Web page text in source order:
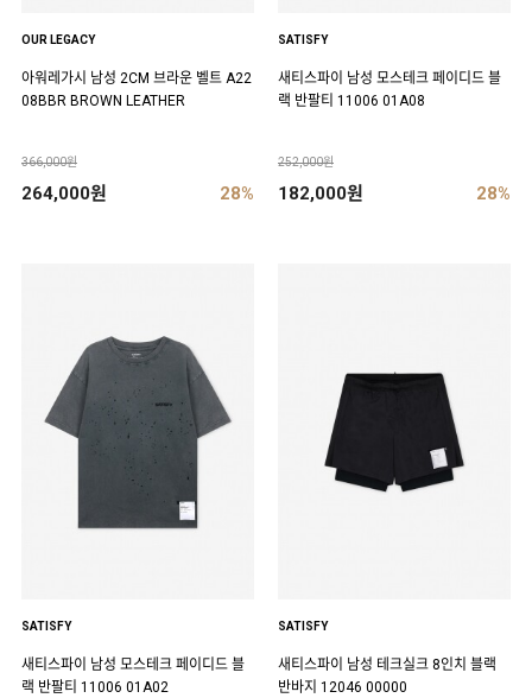
OUR LEGACY
아워레가시 남성 2CM 브라운 벨트 A22
08BBR BROWN LEATHER
366,000원
264,000원 28%
SATISFY
새티스파이 남성 모스테크 페이디드 블
랙 반팔티 11006 01A08
252,000원
182,000원 28%
SATISFY
새티스파이 남성 모스테크 페이디드 블
랙 반팔티 11006 01A02
SATISFY
새티스파이 남성 테크실크 8인치 블랙
반바지 12046 00000